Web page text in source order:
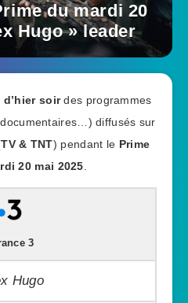
du mardi 20
Hugo » leader
soirdes programmes
diffusés sur
TV & TNT) pendant le Prime
20 mai 2025
3
Hugo